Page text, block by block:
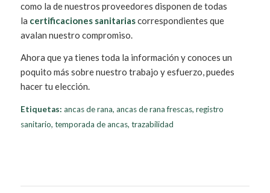
como la de nuestros proveedores disponen de todas
la certificaciones sanitariascorrespondientes que
avalan nuestro compromiso.
Ahora que ya tienes toda la información y conoces un
poquito más sobre nuestro trabajo y esfuerzo, puedes
hacer tu elección.
Etiquetas: ancas de rana, ancas de rana frescas, registro
sanitario, temporada de ancas, trazabilidad